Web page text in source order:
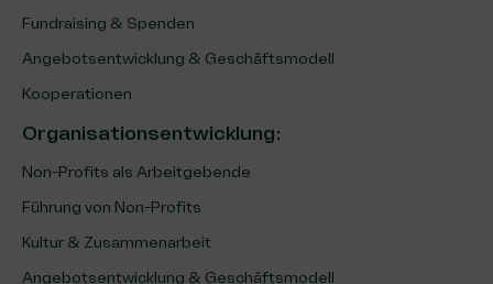
Fundraising & Spenden
Angebotsentwicklung & Geschäftsmodell
Kooperationen
Organisationsentwicklung:
Non-Profits als Arbeitgebende
Führung von Non-Profits
Kultur & Zusammenarbeit
Angebotsentwicklung & Geschäftsmodell